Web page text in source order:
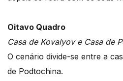
Oitavo Quadro
Casa de Kovalyov e Casa de
O cenário divide-se entre a
de Podtochina.